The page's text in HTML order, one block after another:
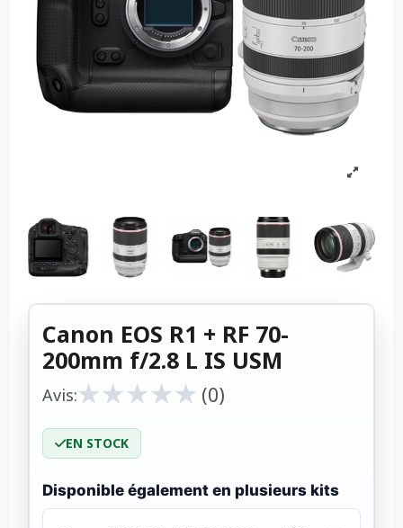
Canon EOS R1 + RF 70-
200mm f/2.8 L IS USM
Avis:★
★★
★★
★★
★★
★ (0)
EN STOCK
Disponible également en plusieurs kits